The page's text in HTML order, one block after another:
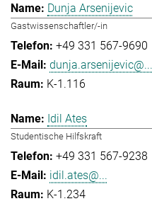
Dunja Arsenijevic
Gastwissenschaftler/-in
+49 331 567-9690
dunja.arsenijevic@...
K-1.116
Idil Ates
Studentische Hilfskraft
+49 331 567-9238
idil.ates@...
K-1.234